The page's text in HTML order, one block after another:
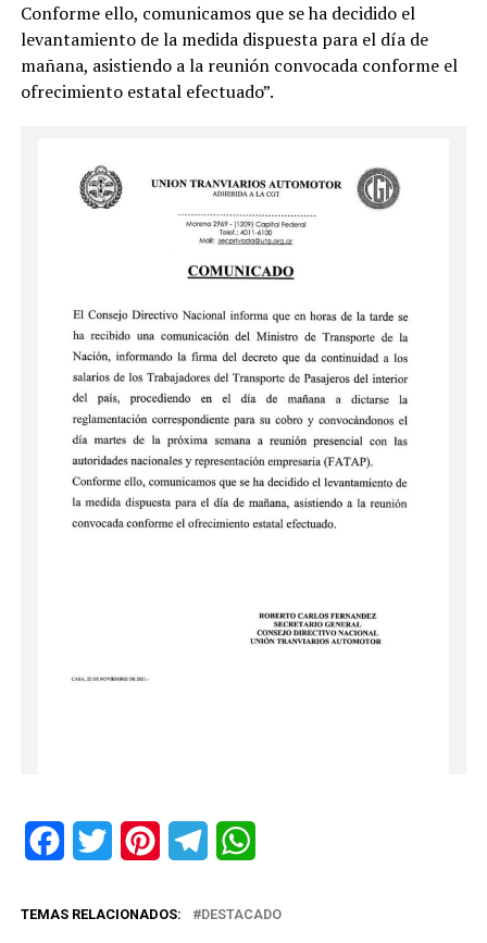
Conforme ello, comunicamos que se ha decidido el
levantamiento de la medida dispuesta para el día de
mañana, asistiendo a la reunión convocada conforme el
ofrecimiento estatal efectuado”.
FacebookTwitter PinterestTelegram
TEMAS RELACIONADOS: DESTACADO